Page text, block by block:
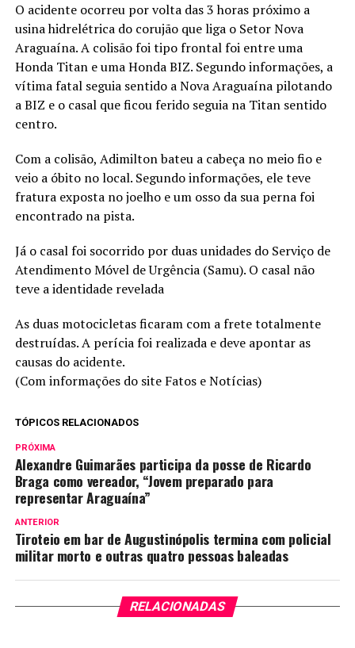
O acidente ocorreu por volta das 3 horas próximo a
usina hidrelétrica do corujão que liga o Setor Nova
Araguaína. A colisão foi tipo frontal foi entre uma
Honda Titan e uma Honda BIZ. Segundo informações, a
vítima fatal seguia sentido a Nova Araguaína pilotando
a BIZ e o casal que ficou ferido seguia na Titan sentido
centro.
Com a colisão, Adimilton bateu a cabeça no meio fio e
veio a óbito no local. Segundo informações, ele teve
fratura exposta no joelho e um osso da sua perna foi
encontrado na pista.
Já o casal foi socorrido por duas unidades do Serviço de
Atendimento Móvel de Urgência (Samu). O casal não
teve a identidade revelada
As duas motocicletas ficaram com a frete totalmente
destruídas. A perícia foi realizada e deve apontar as
causas do acidente.
(Com informações do site Fatos e Notícias)
TÓPICOS RELACIONADOS
PRÓXIMA
Alexandre Guimarães participa da posse de Ricardo
Braga como vereador, “Jovem preparado para
representar Araguaína”
ANTERIOR
Tiroteio em bar de Augustinópolis termina com policial
militar morto e outras quatro pessoas baleadas
RELACIONADAS